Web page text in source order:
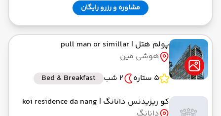
مشاوره و رزرو رایگان
پولم هتل | pull man or simillar
هوشی مین
5 ستاره
2 شب
Bed & Breakfast
کو ریزیدنس دانانگ | koi residence da nang